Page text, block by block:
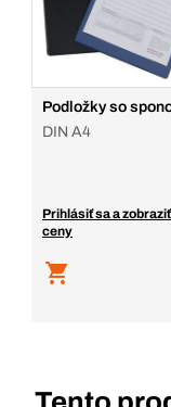
Podložky so
DIN A4
Prihlásiť sa a zobraziť
ceny